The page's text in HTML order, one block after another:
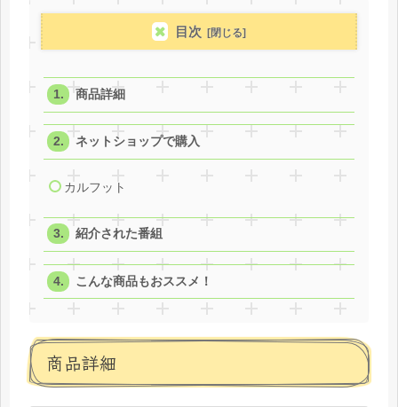
目次
商品詳細
ネットショップで購入
カルフット
紹介された番組
こんな商品もおススメ！
商品詳細